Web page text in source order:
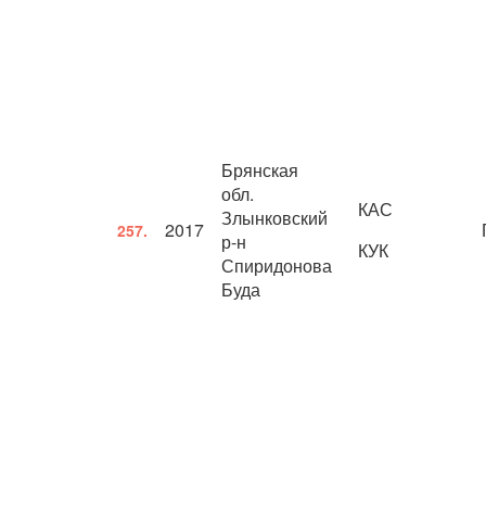
257. 2017
Брянская
обл.
Злынковский
р-н
Спиридонова
Буда
КАС
КУК